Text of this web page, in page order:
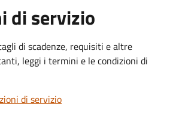
di servizio
di scadenze, requisiti e altre
leggi i termini e le condizioni di
di servizio